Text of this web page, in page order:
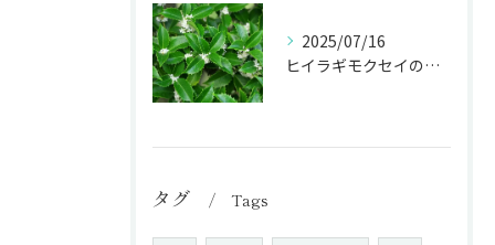
2025/07/16
ヒイラギモクセイの剪定で生垣･庭木を美しく保つ秘訣！
タグ Tags